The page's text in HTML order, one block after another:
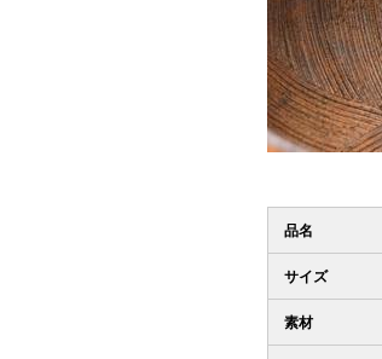
品名
サイズ
素材